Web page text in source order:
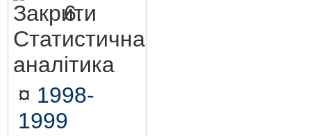
6.
Статистична
аналітика
¤ 1998-
1999